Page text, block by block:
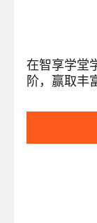
在智享学堂
阶，赢取丰